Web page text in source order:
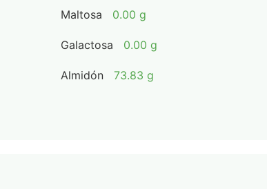
Maltosa 0.00 g
Galactosa 0.00 g
Almidón 73.83 g